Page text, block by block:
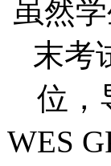
虽然
末考
位，
WES